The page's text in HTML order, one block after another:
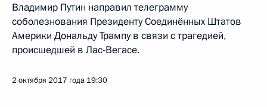
Владимир Путин направил телеграмму
соболезнования Президенту Соединённых Штатов
Америки Дональду Трампу в связи с трагедией,
происшедшей в Лас-Вегасе.
2 октября 2017 года 19:30